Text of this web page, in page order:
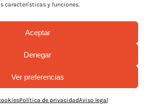
características y funciones.
Aceptar
Denegar
Ver preferencias
Política de privacidadAviso legal
DE COOCKIES
POLÍTICA DE PRIVACIDAD REDES
| Rock Animal Radio | All Rights Reserved |